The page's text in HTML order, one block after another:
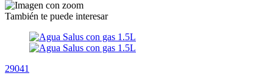
También te puede interesar
29041